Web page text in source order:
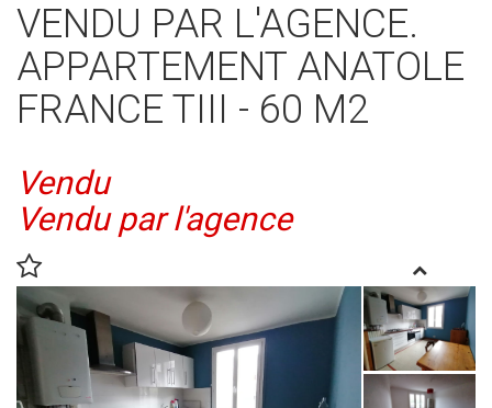
VENDU PAR L'AGENCE.
APPARTEMENT ANATOLE
FRANCE TIII - 60 M2
Vendu
Vendu par l'agence